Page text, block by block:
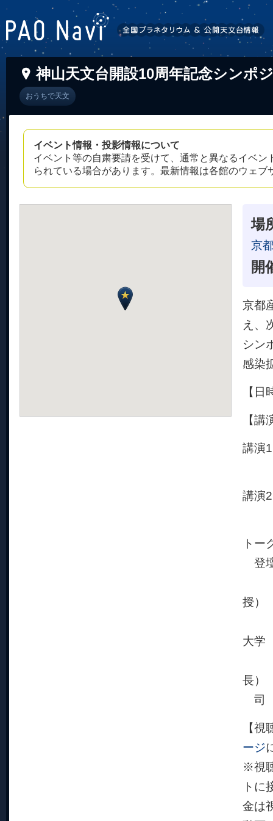
神山天文台開設10周年記念シンポ
おうちで天文
イベント情報・投影情報について
イベント等の自粛要請を受けて、通常と異なるイベ
られている場合があります。最新情報は各館のウェ
場
京
開
京都
え、
シン
感染
【
【講
講演
講演
トー
登
授）
大学
長）
司
【
ージ
※視
トに
金は